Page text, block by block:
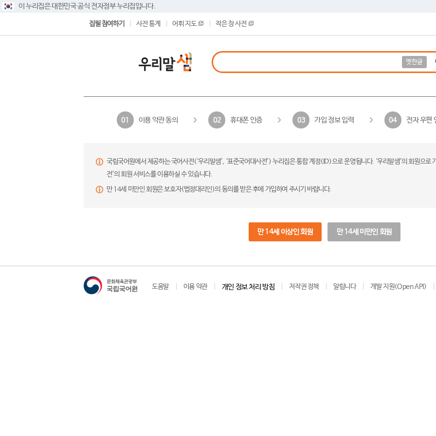
이 누리집은 대한민국 공식 전자정부 누리집입니다.
집필 참여하기 사전 통계 어휘 지도 작은 창 사전
옛한글
01 이용 약관 동의 02 휴대폰 인증 03 가입 정보 입력 04 전자 우편
국립국어원에서 제공하는 국어사전(‘우리말샘’, ‘표준국어대사전’) 누리집은 통합 계정(ID)으로 운영됩니다. ‘우리말샘’의 회원으
전’의 회원 서비스를 이용하실 수 있습니다.
만 14세 미만인 회원은 보호자(법정대리인)의 동의를 받은 후에 가입하여 주시기 바랍니다.
만 14세 이상인 회원 만 14세 미만인 회원
도움말 이용 약관 개인 정보 처리 방침 저작권 정책 알립니다 개발 지원(Open API)